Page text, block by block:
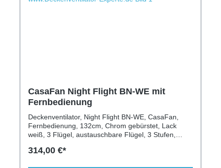
CasaFan Night Flight BN-WE mit
Fernbedienung
Deckenventilator, Night Flight BN-WE, CasaFan,
Fernbedienung, 132cm, Chrom gebürstet, Lack
weiß, 3 Flügel, austauschbare Flügel, 3 Stufen,
25m²
314,00 €*